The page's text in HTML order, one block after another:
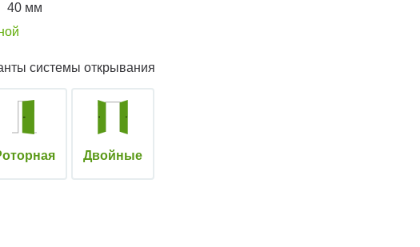
40 мм
системы открывания
Двойные